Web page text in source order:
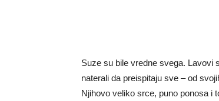
Suze su bile vredne svega. Lavovi
naterali da preispitaju sve – od
Njihovo veliko srce, puno ponosa i